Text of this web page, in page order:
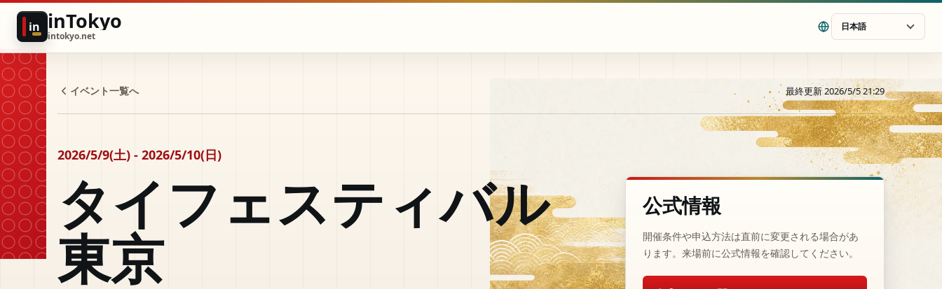
in inTokyo
intokyo.net
日本語
イベント一覧へ 最終更新 2026/5/5 21:29
2026/5/9(土) - 2026/5/10(日)
タイフェスティバル
東京
公式情報
開催条件や申込方法は直前に変更される場合があ
ります。来場前に公式情報を確認してください。